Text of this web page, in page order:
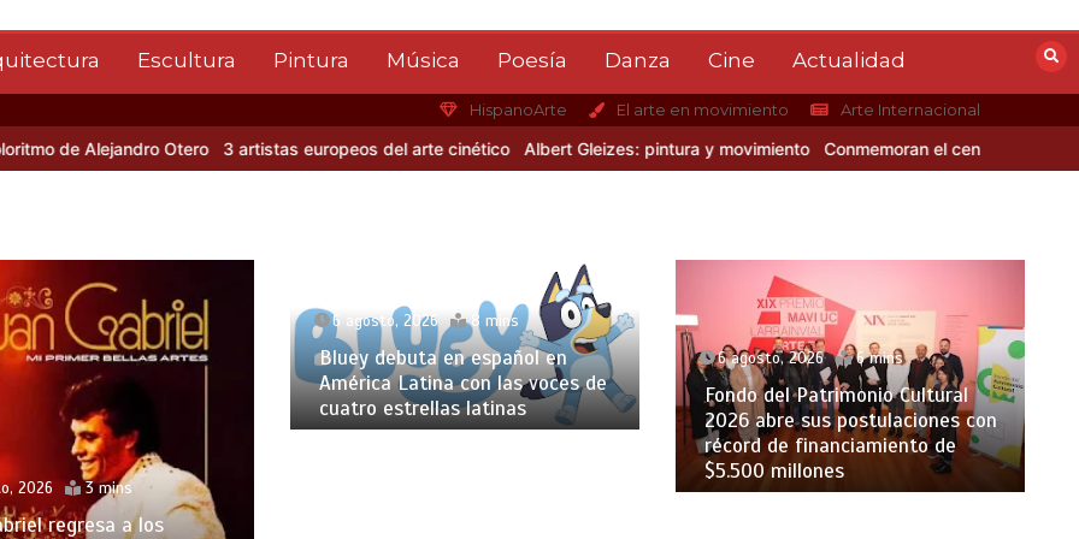
Escultura Pintura Música Poesía Danza Cine Actualidad
HispanoArte El arte en movimiento Arte Internacional
Alejandro Otero 3 artistas europeos del arte cinético Albert Gleizes: pintura y movimiento Conmemoran el centenario del
2026 3 mins
regresa a los
6 agosto, 2026 8 mins
Bluey debuta en español en
América Latina con las voces de
cuatro estrellas latinas
6 agosto, 2026 6 mins
Fondo del Patrimonio Cultural
2026 abre sus postulaciones con
récord de financiamiento de
$5.500 millones